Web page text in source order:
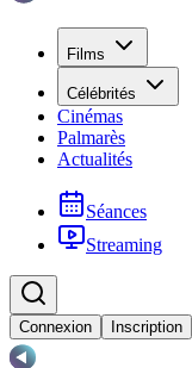
Films
Célébrités
Cinémas
Palmarès
Actualités
Séances
Streaming
Connexion Inscription